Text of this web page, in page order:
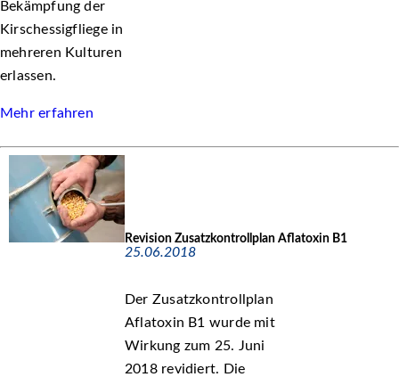
Bekämpfung der
Kirschessigfliege in
mehreren Kulturen
erlassen.
Mehr erfahren
Revision Zusatzkontrollplan Aflatoxin B1
25.06.2018
Der Zusatzkontrollplan
Aflatoxin B1 wurde mit
Wirkung zum 25. Juni
2018 revidiert. Die